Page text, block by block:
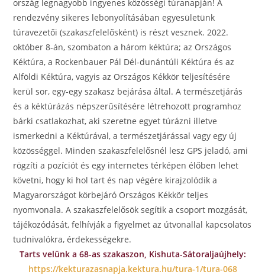
ország legnagyobb ingyenes közösségi túranapján! A
rendezvény sikeres lebonyolításában egyesületünk
túravezetői (szakaszfelelősként) is részt vesznek. 2022.
október 8-án, szombaton a három kéktúra; az Országos
Kéktúra, a Rockenbauer Pál Dél-dunántúli Kéktúra és az
Alföldi Kéktúra, vagyis az Országos Kékkör teljesítésére
kerül sor, egy-egy szakasz bejárása által. A természetjárás
és a kéktúrázás népszerűsítésére létrehozott programhoz
bárki csatlakozhat, aki szeretne egyet túrázni illetve
ismerkedni a Kéktúrával, a természetjárással vagy egy új
közösséggel. Minden szakaszfelelősnél lesz GPS jeladó, ami
rögzíti a pozíciót és egy internetes térképen élőben lehet
követni, hogy ki hol tart és nap végére kirajzolódik a
Magyarországot körbejáró Országos Kékkör teljes
nyomvonala. A szakaszfelelősök segítik a csoport mozgását,
tájékozódását, felhívják a figyelmet az útvonallal kapcsolatos
tudnivalókra, érdekességekre.
Tarts velünk a 68-as szakaszon, Kishuta-Sátoraljaújhely:
https://kekturazasnapja.kektura.hu/tura-1/tura-068